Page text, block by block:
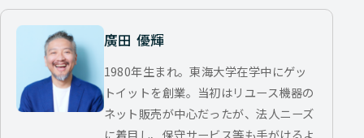
廣田 優輝
1980年生まれ。東海大学在学中にゲッ
トイットを創業。当初はリユース機器の
ネット販売が中心だったが、法人ニーズ
に着目し、保守サービス等も手がけるよ